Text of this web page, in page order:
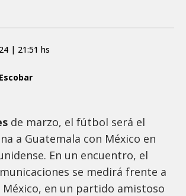
| 21:51 hs
de marzo, el fútbol será el
a Guatemala con México en
En un encuentro, el
se medirá frente a
México, en un partido amistoso